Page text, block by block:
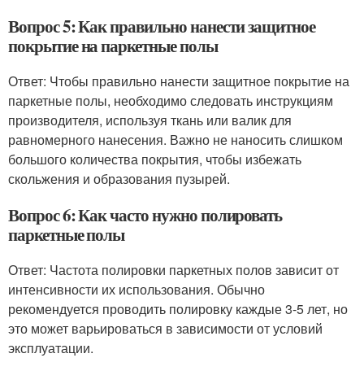
Вопрос 5: Как правильно нанести защитное
покрытие на паркетные полы
Ответ: Чтобы правильно нанести защитное покрытие на
паркетные полы, необходимо следовать инструкциям
производителя, используя ткань или валик для
равномерного нанесения. Важно не наносить слишком
большого количества покрытия, чтобы избежать
скольжения и образования пузырей.
Вопрос 6: Как часто нужно полировать
паркетные полы
Ответ: Частота полировки паркетных полов зависит от
интенсивности их использования. Обычно
рекомендуется проводить полировку каждые 3-5 лет, но
это может варьироваться в зависимости от условий
эксплуатации.